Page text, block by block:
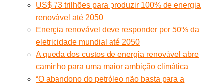
US$ 73 trilhões para produzir 100% de energia
renovável até 2050
Energia renovável deve responder por 50% da
eletricidade mundial até 2050
A queda dos custos de energia renovável abre
caminho para uma maior ambição climática
“O abandono do petróleo não basta para a